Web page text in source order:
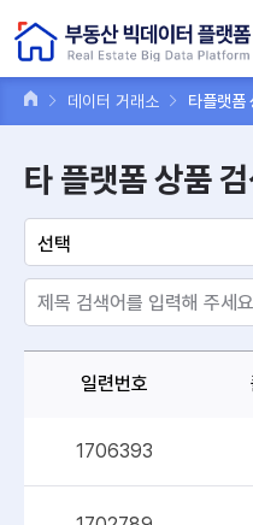
데이터 거래소 타플랫폼
타 플랫폼 상품
일련번호
1706393